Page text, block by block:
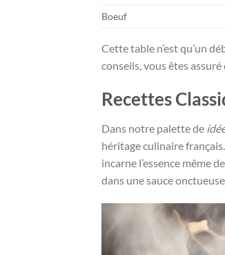
Boeuf
Cette table n’est qu’un
conseils, vous êtes
Recettes
Dans notre palette de
héritage culinaire
incarne l’essence même
dans une sauce